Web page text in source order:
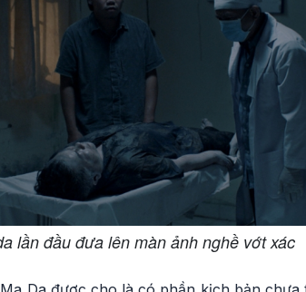
lần đầu đưa lên màn ảnh nghề vớt xác